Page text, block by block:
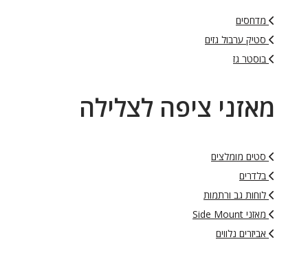
מדחסים
סטיק ערבול גזים
בוסטר גז
מאזני ציפה לצלילה
סטים מומלצים
בלדרים
לוחות גב ורתמות
מאזני Side Mount
אביזרים נלווים